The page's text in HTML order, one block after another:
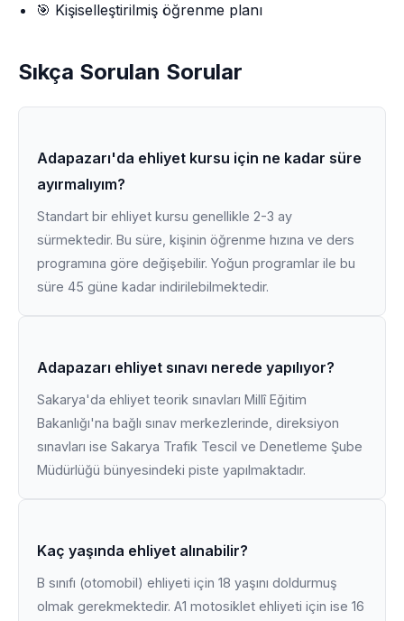
🎯 Kişiselleştirilmiş öğrenme planı
Sıkça Sorulan Sorular
Adapazarı'da ehliyet kursu için ne kadar süre
ayırmalıyım?
Standart bir ehliyet kursu genellikle 2-3 ay
sürmektedir. Bu süre, kişinin öğrenme hızına ve ders
programına göre değişebilir. Yoğun programlar ile bu
süre 45 güne kadar indirilebilmektedir.
Adapazarı ehliyet sınavı nerede yapılıyor?
Sakarya'da ehliyet teorik sınavları Millî Eğitim
Bakanlığı'na bağlı sınav merkezlerinde, direksiyon
sınavları ise Sakarya Trafik Tescil ve Denetleme Şube
Müdürlüğü bünyesindeki piste yapılmaktadır.
Kaç yaşında ehliyet alınabilir?
B sınıfı (otomobil) ehliyeti için 18 yaşını doldurmuş
olmak gerekmektedir. A1 motosiklet ehliyeti için ise 16